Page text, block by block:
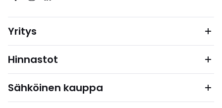
Yritys
Hinnastot
Sähköinen kauppa